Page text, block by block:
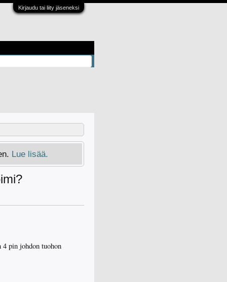
Kirjaudu tai liity jäseneksi
Lue lisää.
pin johdon tuohon